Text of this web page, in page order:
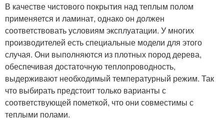
В качестве чистового покрытия над теплым полом
применяется и ламинат, однако он должен
соответствовать условиям эксплуатации. У многих
производителей есть специальные модели для этого
случая. Они выполняются из плотных пород дерева,
обеспечивая достаточную теплопроводность,
выдерживают необходимый температурный режим. Так
что выбирать предстоит только варианты с
соответствующей пометкой, что они совместимы с
теплыми полами.